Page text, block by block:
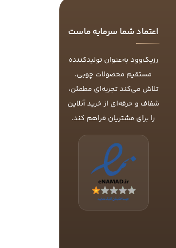
اعتماد شما سرمایه ماست
رزیک‌وود به‌عنوان تولیدکننده
مستقیم محصولات چوبی،
تلاش می‌کند تجربه‌ای مطمئن،
شفاف و حرفه‌ای از خرید آنلاین
را برای مشتریان فراهم کند.